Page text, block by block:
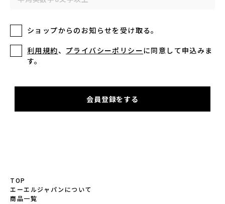
ショップからのお知らせを受け取る。
利用規約、 プライバシーポリシーに同意して申込みま
す。
TOP
エーエルジャパンについて
商品一覧